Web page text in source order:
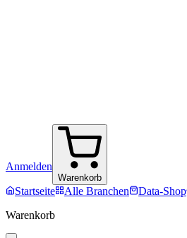
Anmelden
Warenkorb
Startseite Alle Branchen Data-Shop
Warenkorb